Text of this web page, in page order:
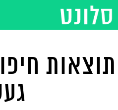
תוצאות